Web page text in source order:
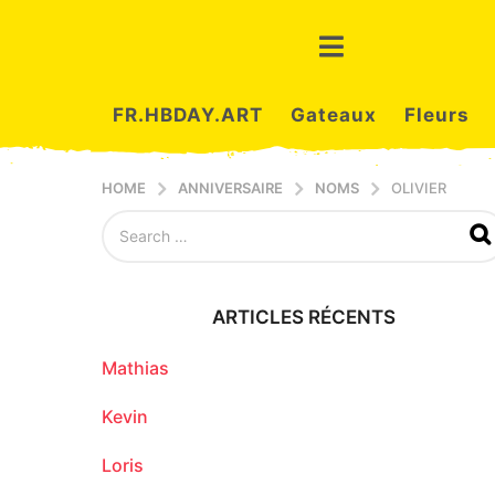
FR.HBDAY.ART Gateaux Fleurs
HOME ANNIVERSAIRE NOMS OLIVIER
o
:
ARTICLES RÉCENTS
Mathias
Kevin
Loris